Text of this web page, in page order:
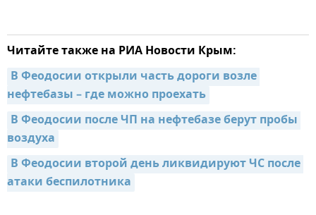
Читайте также на РИА Новости Крым:
В Феодосии открыли часть дороги возле
нефтебазы – где можно проехать
В Феодосии после ЧП на нефтебазе берут пробы
воздуха
В Феодосии второй день ликвидируют ЧС после
атаки беспилотника